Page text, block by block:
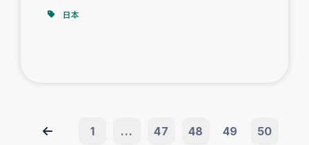
日本
1 ... 47 48 49 50